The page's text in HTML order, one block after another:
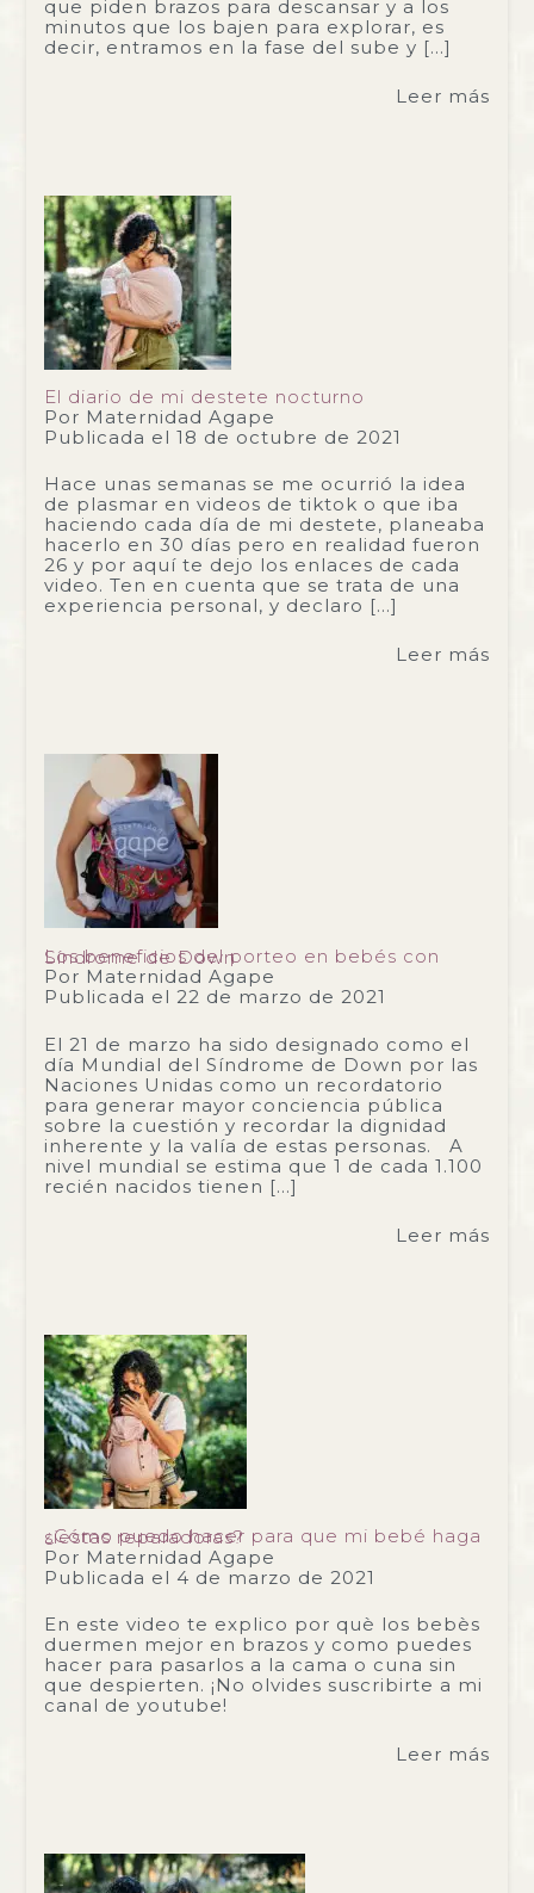
que piden brazos para descansar y a los
minutos que los bajen para explorar, es
decir, entramos en la fase del sube y […]
Leer más
El diario de mi destete nocturno
Por Maternidad Agape
Publicada el18 de octubre de 2021
Hace unas semanas se me ocurrió la idea
de plasmar en videos de tiktok o que iba
haciendo cada día de mi destete, planeaba
hacerlo en 30 días pero en realidad fueron
26 y por aquí te dejo los enlaces de cada
video. Ten en cuenta que se trata de una
experiencia personal, y declaro […]
Leer más
Los beneficios del porteo en bebés con Síndrome de Down
Por Maternidad Agape
Publicada el22 de marzo de 2021
El 21 de marzo ha sido designado como el
día Mundial del Síndrome de Down por las
Naciones Unidas como un recordatorio
para generar mayor conciencia pública
sobre la cuestión y recordar la dignidad
inherente y la valía de estas personas. A
nivel mundial se estima que 1 de cada 1.100
recién nacidos tienen […]
Leer más
¿Cómo puedo hacer para que mi bebé haga siestas reparadoras?
Por Maternidad Agape
Publicada el 4 de marzo de 2021
En este video te explico por què los bebès
duermen mejor en brazos y como puedes
hacer para pasarlos a la cama o cuna sin
que despierten. ¡No olvides suscribirte a mi
canal de youtube!
Leer más